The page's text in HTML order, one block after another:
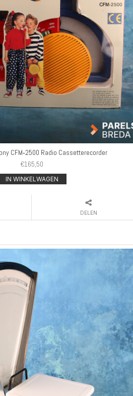
CFM‑2500 Radio Cassetterecorder
€165,50
IN WINKELWAGEN
DELEN